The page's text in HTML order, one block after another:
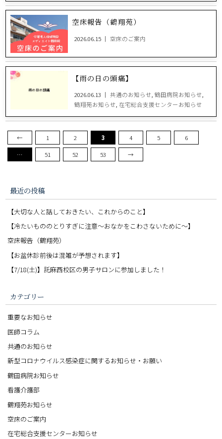
空床報告（鶴翔苑）
2026.06.15 ｜ 空床のご案内
【雨の日の頭痛】
2026.06.13 ｜共通のお知らせ,鶴田病院お知らせ,
鶴翔苑お知らせ, 在宅総合支援センターお知らせ
← 1 2 3 4 5 6
… 51 52 53 →
最近の投稿
【大切な人と話しておきたい、これからのこと】
【冷たいもののとりすぎに注意〜おなかをこわさないために〜】
空床報告（鶴翔苑）
【お盆休診前後は混雑が予想されます】
【7/18(土)】託麻西校区の男子サロンに参加しました！
カテゴリー
重要なお知らせ
医師コラム
共通のお知らせ
新型コロナウイルス感染症に関するお知らせ・お願い
鶴田病院お知らせ
看護介護部
鶴翔苑お知らせ
空床のご案内
在宅総合支援センターお知らせ